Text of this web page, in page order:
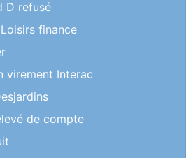
D refusé
finance
virement Interac
de compte